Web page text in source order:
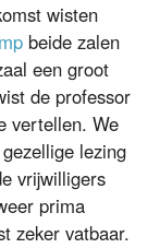
wisten
beide zalen
een groot
de professor
vertellen. We
lezing
vrijwilligers
prima
zeker vatbaar.